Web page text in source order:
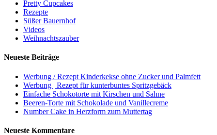
Pretty Cupcakes
Rezepte
Süßer Bauernhof
Videos
Weihnachtszauber
Neueste Beiträge
Werbung / Rezept Kinderkekse ohne Zucker und Palmfett
Werbung | Rezept für kunterbuntes Spritzgebäck
Einfache Schokotorte mit Kirschen und Sahne
Beeren-Torte mit Schokolade und Vanillecreme
Number Cake in Herzform zum Muttertag
Neueste Kommentare